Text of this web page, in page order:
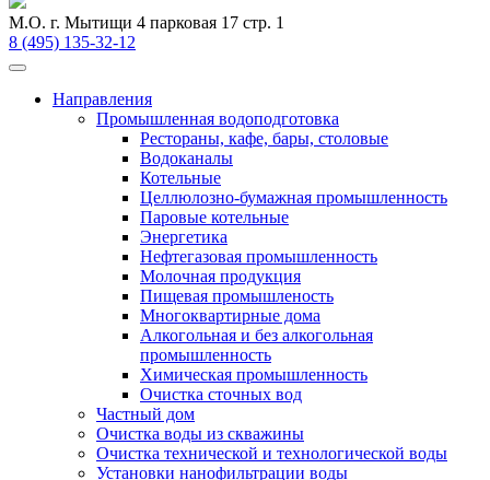
М.О. г. Мытищи 4 парковая 17 стр. 1
8 (495) 135-32-12
Направления
Промышленная водоподготовка
Рестораны, кафе, бары, столовые
Водоканалы
Котельные
Целлюлозно-бумажная промышленность
Паровые котельные
Энергетика
Нефтегазовая промышленность
Молочная продукция
Пищевая промышленость
Многоквартирные дома
Алкогольная и без алкогольная
промышленность
Химическая промышленность
Очистка сточных вод
Частный дом
Очистка воды из скважины
Очистка технической и технологической воды
Установки нанофильтрации воды